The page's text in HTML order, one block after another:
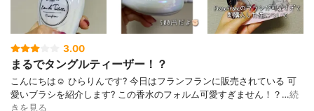
3.00
まるでタングルティーザー！？
こんにちは☺️ ひらりんです? 今日はフランフランに販売されている 可
愛いブラシを紹介します? この香水のフォルム可愛すぎません！？…続
きを見る